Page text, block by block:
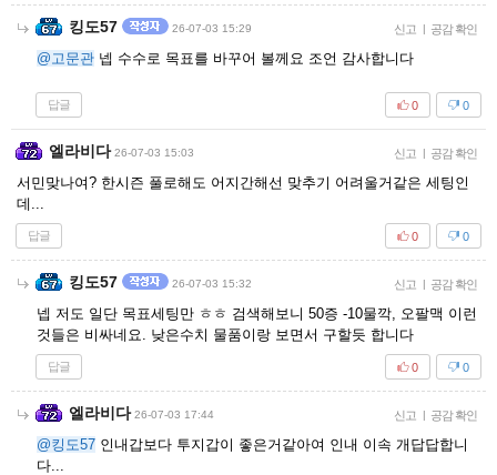
킹도57 26-07-03 15:29 신고 | 공감 확인
@고문관 넵 수수로 목표를 바꾸어 볼께요 조언 감사합니다
답글 0
0
엘라비다 26-07-03 15:03 신고 | 공감 확인
서민맞나여? 한시즌 풀로해도 어지간해선 맞추기 어려울거같은 세팅인
데...
답글 0
0
킹도57 26-07-03 15:32 신고 | 공감 확인
넵 저도 일단 목표세팅만 ㅎㅎ 검색해보니 50증 -10물깍, 오팔맥 이런
것들은 비싸네요. 낮은수치 물품이랑 보면서 구할듯 합니다
답글 0
0
엘라비다 26-07-03 17:44 신고 | 공감 확인
@킹도57 인내갑보다 투지갑이 좋은거같아여 인내 이속 개답답합니
다...